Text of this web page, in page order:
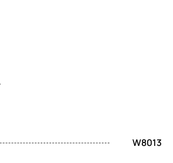
W8013